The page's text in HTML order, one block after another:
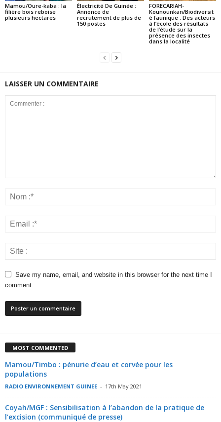
Mamou/Oure-kaba : la
filière bois reboise
plusieurs hectares
Électricité De Guinée :
Annonce de
recrutement de plus de
150 postes
FORECARIAH-
Kounounkan/Biodiversit
é faunique : Des acteurs
à l’école des résultats
de l’étude sur la
présence des insectes
dans la localité
LAISSER UN COMMENTAIRE
Save my name, email, and website in this browser for the next time I
comment.
MOST COMMENTED
Mamou/Timbo : pénurie d’eau et corvée pour les
populations
RADIO ENVIRONNEMENT GUINEE - 17th May 2021
Coyah/MGF : Sensibilisation à l’abandon de la pratique de
l’excision (communiqué de presse)